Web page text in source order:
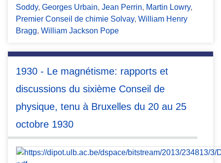
Soddy, Georges Urbain, Jean Perrin, Martin Lowry,
Premier Conseil de chimie Solvay, William Henry
Bragg, William Jackson Pope
1930 - Le magnétisme: rapports et
discussions du sixième Conseil de
physique, tenu à Bruxelles du 20 au 25
octobre 1930